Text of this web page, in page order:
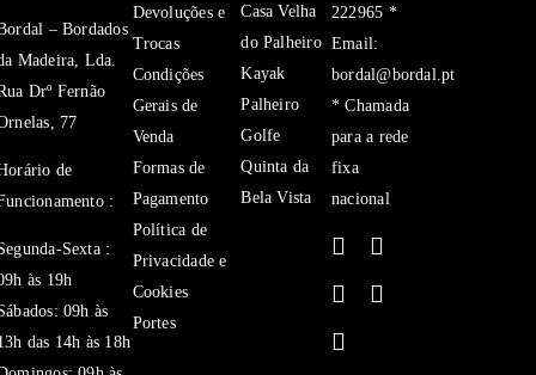
– Bordados
Madeira, Lda.
Drº Fernão
77
de
:
Sexta :
às 19h
09h às
das 14h às 18h
Devoluções e
Trocas
Condições
Gerais de
Venda
Formas de
Pagamento
Política de
Privacidade e
Cookies
Portes
Casa Velha
do Palheiro
Kayak
Palheiro
Golfe
Quinta da
Bela Vista
222965 *
Email:
bordal@bordal.pt
* Chamada
para a rede
fixa
nacional